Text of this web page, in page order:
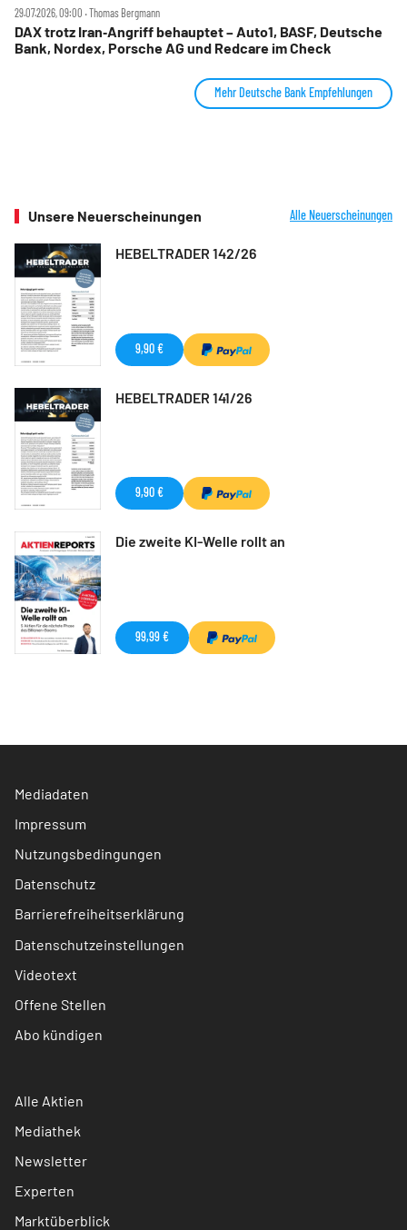
29.07.2026, 09:00 ‧ Thomas Bergmann
DAX trotz Iran‑Angriff behauptet – Auto1, BASF, Deutsche
Bank, Nordex, Porsche AG und Redcare im Check
Mehr Deutsche Bank Empfehlungen
Unsere Neuerscheinungen Alle Neuerscheinungen
HEBELTRADER 142/26
9,90 €
HEBELTRADER 141/26
9,90 €
Die zweite KI-Welle rollt an
99,99 €
Mediadaten
Impressum
Nutzungsbedingungen
Datenschutz
Barrierefreiheitserklärung
Datenschutzeinstellungen
Videotext
Offene Stellen
Abo kündigen
Alle Aktien
Mediathek
Newsletter
Experten
Marktüberblick